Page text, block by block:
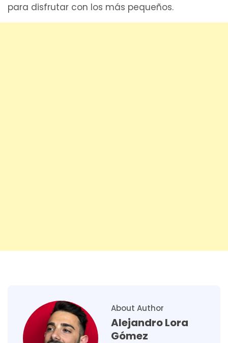
para disfrutar con los más pequeños.
About Author
Alejandro Lora
Gómez